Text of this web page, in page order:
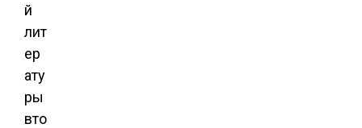
й
лит
ер
ату
ры
вто